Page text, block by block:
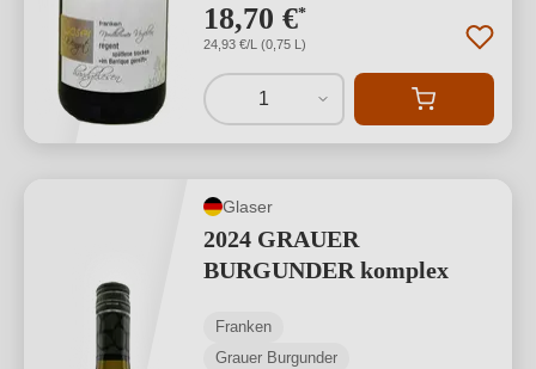
18,70 €*
24,93 €/L (0,75 L)
1
Glaser
2024 GRAUER
BURGUNDER komplex
Franken
Grauer Burgunder